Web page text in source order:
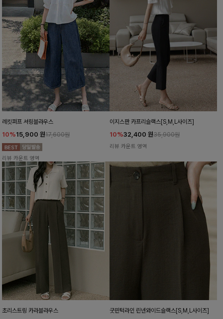
레킷퍼프 셔링블라우스
10%15,900 원17,600원
리뷰 카운트 영역
이지스판 카프리슬랙스[S,M,L사이즈]
10%32,400 원35,900원
리뷰 카운트 영역
초리스트링 카라블라우스 굿핀턱라인 린넨와이드슬랙스[S,M,L사이즈]